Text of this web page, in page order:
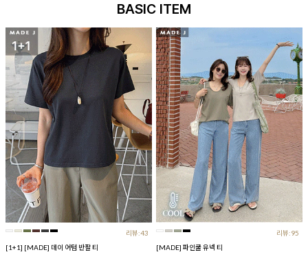
BASIC ITEM
리뷰:43
[1+1] [MADE] 데이 어텀 반팔 티
리뷰:95
[MADE] 파인쿨 유넥 티